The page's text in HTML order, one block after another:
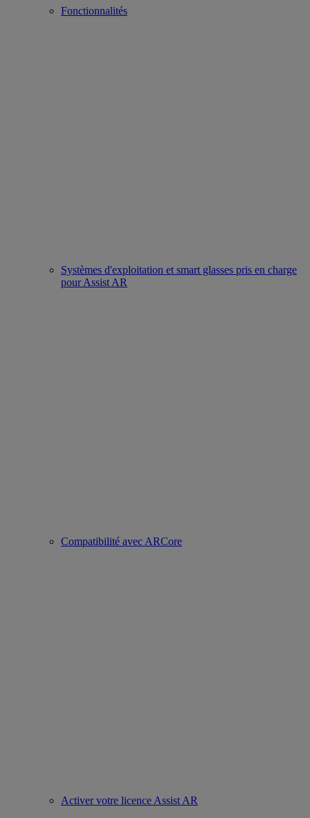
Fonctionnalités
Systèmes d'exploitation et smart glasses pris en charge
pour Assist AR
Compatibilité avec ARCore
Activer votre licence Assist AR